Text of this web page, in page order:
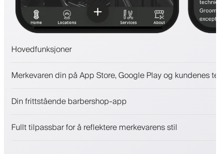
Hovedfunksjoner
Betalinger, sikkerhetsdepositum
Engasjer kunder med et lojalitetsprogram
Merkevaren din på App Store, Google Play og kundenes
Din frittstående barbershop-app
Fullt tilpassbar for å reflektere merkevarens stil